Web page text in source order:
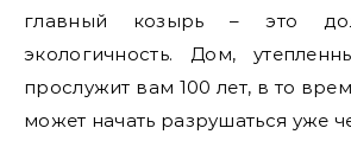
главный козырь – это
экологичность. Дом,
прослужит вам 100 лет, в то
может начать разрушаться уже